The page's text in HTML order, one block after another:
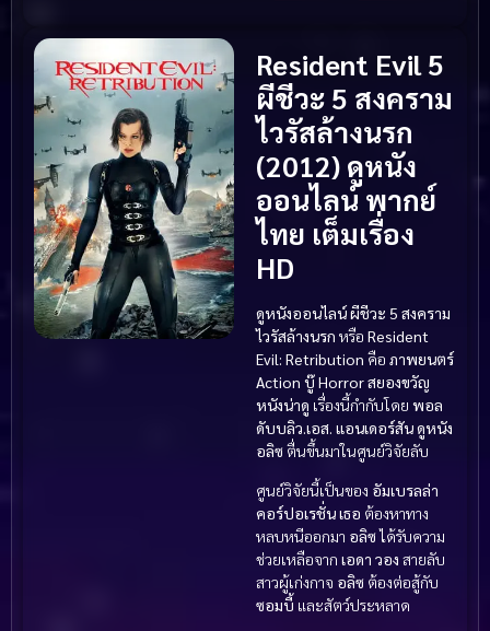
Resident Evil 5
ผีชีวะ 5 สงคราม
ไวรัสล้างนรก
(2012) ดูหนัง
ออนไลน์ พากย์
ไทย เต็มเรื่อง
HD
ดูหนังออนไลน์ ผีชีวะ 5 สงคราม
ไวรัสล้างนรก หรือ Resident
Evil: Retribution คือ ภาพยนตร์
Action บู๊Horror สยองขวัญ
หนังน่าดู เรื่องนี้กำกับโดย พอล
ดับบลิว.เอส. แอนเดอร์สันดูหนัง
อลิซตื่นขึ้นมาในศูนย์วิจัยลับ
ศูนย์วิจัยนี้เป็นของ อัมเบรลล่า
คอร์ปอเรชั่นเธอ ต้องหาทาง
หลบหนีออกมา อลิซได้รับความ
ช่วยเหลือจาก เอดา วอง สายลับ
สาวผู้เก่งกาจ อลิซ ต้องต่อสู้กับ
ซอมบี้ และสัตว์ประหลาด